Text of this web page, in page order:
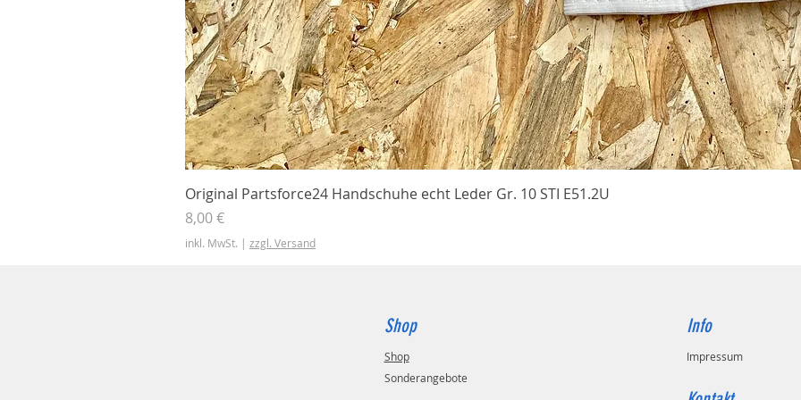
Schnellansicht
Original Partsforce24 Handschuhe echt Leder Gr. 10 STI E51.2U
Preis
8,00 €
inkl. MwSt. | zzgl. Versand
Shop
Shop
Sonderangebote
Info
Impressum